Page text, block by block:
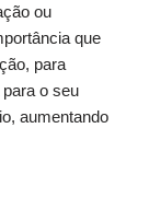
ou
que
para
o seu
aumentando